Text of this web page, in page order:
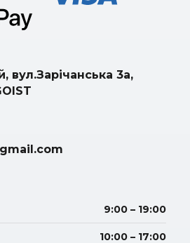
вул.Зарічанська 3а,
9:00 – 19:00
10:00 – 17:00